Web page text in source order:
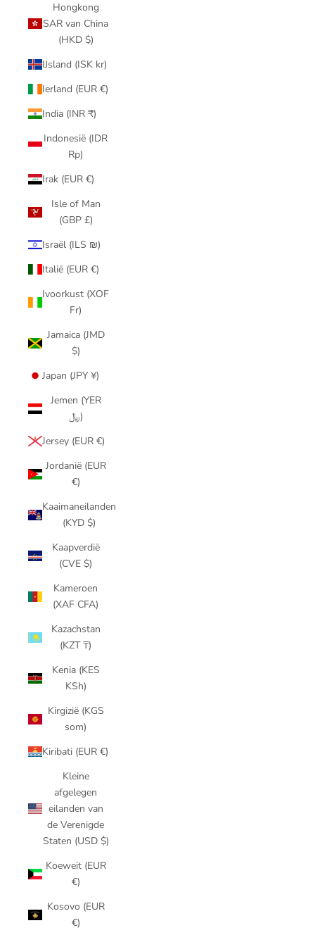
Hongkong
SAR van China
(HKD $)
IJsland (ISK kr)
Ierland (EUR €)
India (INR ₹)
Indonesië (IDR
Rp)
Irak (EUR €)
Isle of Man
(GBP £)
Israël (ILS ₪)
Italië (EUR €)
Ivoorkust (XOF
Fr)
Jamaica (JMD
$)
Japan (JPY ¥)
Jemen (YER
﷼)
Jersey (EUR €)
Jordanië (EUR
€)
Kaaimaneilanden
(KYD $)
Kaapverdië
(CVE $)
Kameroen
(XAF CFA)
Kazachstan
(KZT ₸)
Kenia (KES
KSh)
Kirgizië (KGS
som)
Kiribati (EUR €)
Kleine
afgelegen
eilanden van
de Verenigde
Staten (USD $)
Koeweit (EUR
€)
Kosovo (EUR
€)